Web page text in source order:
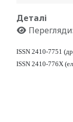
Деталі
ISSN 2410-7751
ISSN 2410-776X